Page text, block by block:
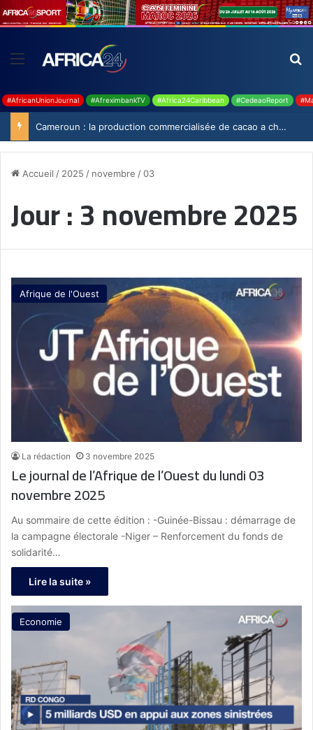
#AfricanUnionJournal #AfreximbankTV #Africa24Caribbean #CedeaoReport
Cameroun : la production commercialisée de cacao a chuté de 19,9% durant la saison 2025-2026
Accueil / 2025 / novembre /03
Jour :3 novembre 2025
Afrique de l'Ouest
La rédaction 3 novembre 2025
Le journal de l’Afrique de l’Ouest du lundi 03
novembre 2025
Au sommaire de cette édition : -Guinée-Bissau : démarrage de
la campagne électorale -Niger – Renforcement du fonds de
solidarité…
Lire la suite »
Economie